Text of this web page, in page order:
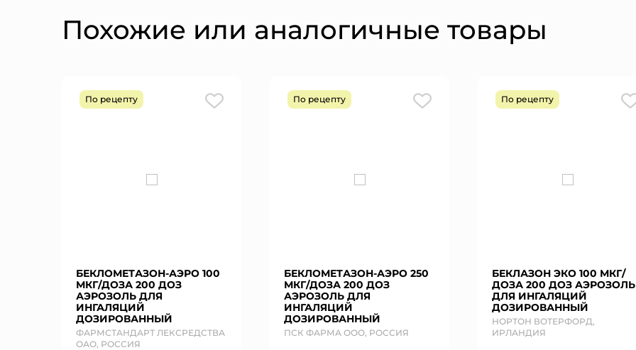
Похожие или аналогичные товары
По рецепту
БЕКЛОМЕТАЗОН-АЭРО 100
МКГ/ДОЗА 200 ДОЗ
АЭРОЗОЛЬ ДЛЯ
ИНГАЛЯЦИЙ
ДОЗИРОВАННЫЙ
ФАРМСТАНДАРТ ЛЕКСРЕДСТВА
ОАО, РОССИЯ
По рецепту
БЕКЛОМЕТАЗОН-АЭРО 250
МКГ/ДОЗА 200 ДОЗ
АЭРОЗОЛЬ ДЛЯ
ИНГАЛЯЦИЙ
ДОЗИРОВАННЫЙ
ПСК ФАРМА ООО, РОССИЯ
По рецепту
БЕКЛАЗОН ЭКО 100 МКГ/
ДОЗА 200 ДОЗ АЭРОЗОЛЬ
ДЛЯ ИНГАЛЯЦИЙ
ДОЗИРОВАННЫЙ
НОРТОН ВОТЕРФОРД,
ИРЛАНДИЯ